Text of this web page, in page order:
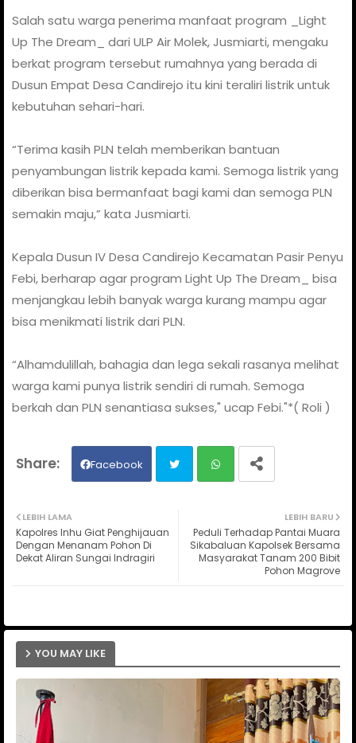
Salah satu warga penerima manfaat program _Light
Up The Dream_ dari ULP Air Molek, Jusmiarti, mengaku
berkat program tersebut rumahnya yang berada di
Dusun Empat Desa Candirejo itu kini teraliri listrik untuk
kebutuhan sehari-hari.
“Terima kasih PLN telah memberikan bantuan
penyambungan listrik kepada kami. Semoga listrik yang
diberikan bisa bermanfaat bagi kami dan semoga PLN
semakin maju,” kata Jusmiarti.
Kepala Dusun IV Desa Candirejo Kecamatan Pasir Penyu
Febi, berharap agar program Light Up The Dream_ bisa
menjangkau lebih banyak warga kurang mampu agar
bisa menikmati listrik dari PLN.
“Alhamdulillah, bahagia dan lega sekali rasanya melihat
warga kami punya listrik sendiri di rumah. Semoga
berkah dan PLN senantiasa sukses," ucap Febi."*( Roli )
Facebook
ter ats
LEBIH BARU
Peduli Terhadap Pantai Muara
Sikabaluan Kapolsek Bersama
Masyarakat Tanam 200 Bibit
Pohon Magrove
LEBIH LAMA
Kapolres Inhu Giat Penghijauan
Dengan Menanam Pohon Di
Dekat Aliran Sungai Indragiri
YOU MAY LIKE